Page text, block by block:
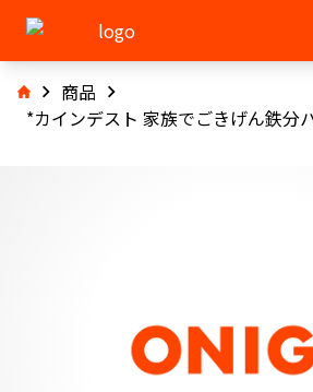
商品
*カインデスト 家族でごきげん鉄分